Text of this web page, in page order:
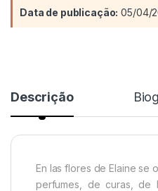
Data de publicação: 05/04/
Descrição
En las flores de Elaine se
perfumes, de curas, de